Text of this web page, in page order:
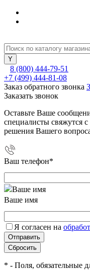
8 (800) 444-79-51
+7 (499) 444-81-08
Заказ обратного звонка
Заказать звонок
Оставьте Ваше
специалисты свяжутся
решения Вашего
Ваш телефон*
Ваше имя
Я согласен на
* - Поля, обязательные